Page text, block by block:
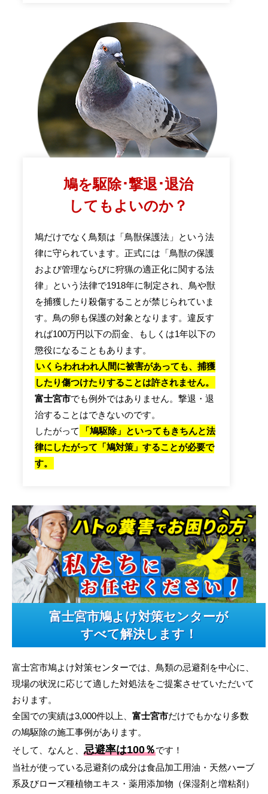
鳩を駆除･撃退･退治
してもよいのか？
鳩だけでなく鳥類は「鳥獣保護法」という法
律に守られています。正式には「鳥獣の保護
および管理ならびに狩猟の適正化に関する法
律」という法律で1918年に制定され、鳥や獣
を捕獲したり殺傷することが禁じられていま
す。鳥の卵も保護の対象となります。違反す
れば100万円以下の罰金、もしくは1年以下の
懲役になることもあります。
いくらわれわれ人間に被害があっても、捕獲
したり傷つけたりすることは許されません。
富士宮市でも例外ではありません。撃退・退
治することはできないのです。
したがって
「鳩駆除」といってもきちんと法
律にしたがって「鳩対策」することが必要で
す。
富士宮市鳩よけ対策センターが
すべて解決します！
富士宮市鳩よけ対策センターでは、鳥類の忌避剤を中心に、
現場の状況に応じて適した対処法をご提案させていただいて
おります。
全国での実績は3,000件以上、 富士宮市だけでもかなり多数
の鳩駆除の施工事例があります。
そして、なんと、 忌避率は100％です！
当社が使っている忌避剤の成分は食品加工用油・天然ハーブ
系及びローズ種植物エキス・薬用添加物（保湿剤と増粘剤）